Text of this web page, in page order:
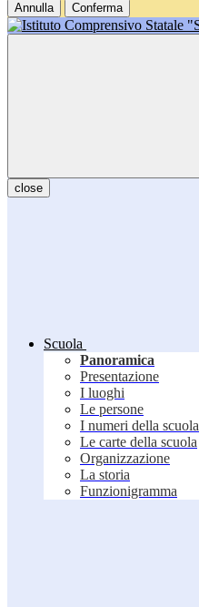
Annulla Conferma
close
Scuola
Panoramica
Presentazione
I luoghi
Le persone
I numeri della scuola
Le carte della scuola
Organizzazione
La storia
Funzionigramma